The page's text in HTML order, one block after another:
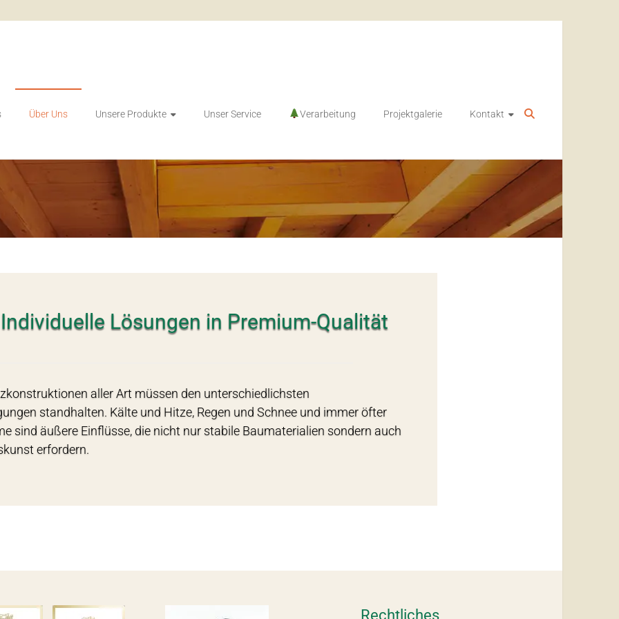
Über Uns Unsere Produkte Unser Service Verarbeitung Projektgalerie Kontakt
Lösungen in Premium-Qualität
aller Art müssen den unterschiedlichsten
standhalten. Kälte und Hitze, Regen und Schnee und immer öfter
sind äußere Einflüsse, die nicht nur stabile Baumaterialien sondern auch
erfordern.
Rechtliches